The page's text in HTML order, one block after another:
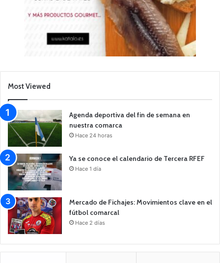
Most Viewed
Agenda deportiva del fin de semana en
nuestra comarca
Hace 24 horas
Ya se conoce el calendario de Tercera RFEF
Hace 1 día
Mercado de Fichajes: Movimientos clave en el
fútbol comarcal
Hace 2 días